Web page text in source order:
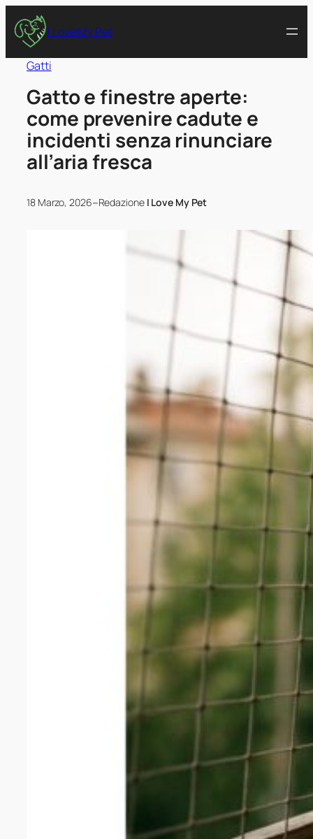
I Love My Pet
Gatti
Gatto e finestre aperte:
come prevenire cadute e
incidenti senza rinunciare
all’aria fresca
18 Marzo, 2026–Redazione I Love My Pet